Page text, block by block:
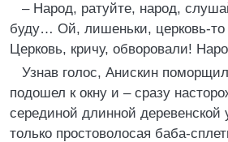
– Народ, ратуйте, народ,
буду… Ой, лишеньки, церковь-то
Церковь, кричу, обворовали!
Узнав голос, Анискин
подошел к окну и – сразу
серединой длинной
только простоволосая баба-